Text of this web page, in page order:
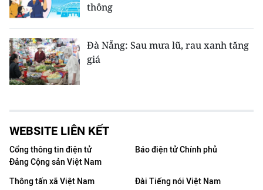
thông
Đà Nẵng: Sau mưa lũ, rau xanh tăng
giá
WEBSITE LIÊN KẾT
Cổng thông tin điện tử
Đảng Cộng sản Việt Nam
Báo điện tử Chính phủ
Thông tấn xã Việt Nam
Đài Tiếng nói Việt Nam